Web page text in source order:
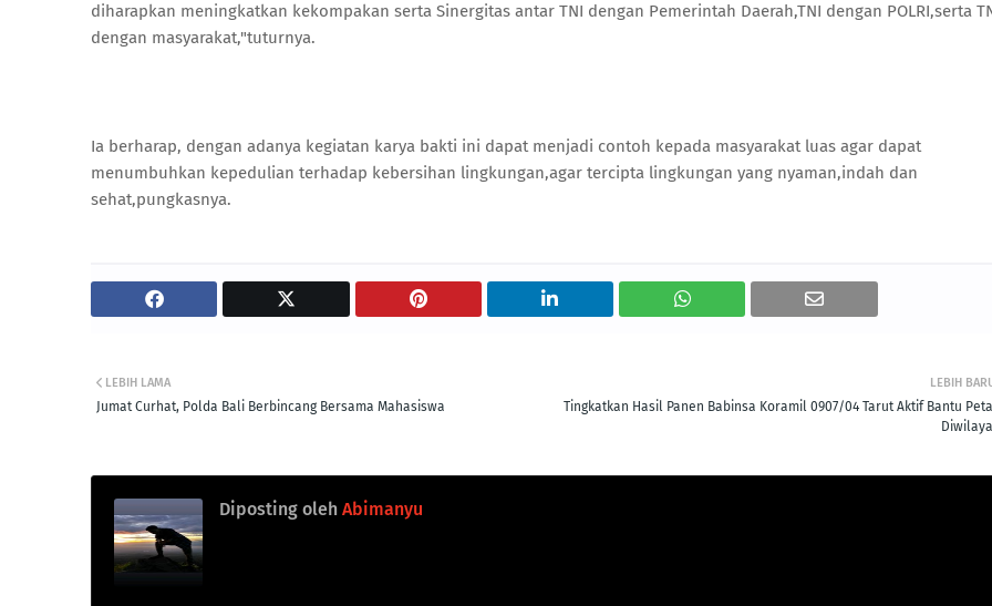
diharapkan meningkatkan kekompakan serta Sinergitas antar TNI dengan Pemerintah Daerah,TNI dengan POLRI,serta
dengan masyarakat,"tuturnya.
Ia berharap, dengan adanya kegiatan karya bakti ini dapat menjadi contoh kepada masyarakat luas agar dapat
menumbuhkan kepedulian terhadap kebersihan lingkungan,agar tercipta lingkungan yang nyaman,indah dan
sehat,pungkasnya.
LEBIH
Tingkatkan Hasil Panen Babinsa Koramil 0907/04 Tarut Aktif Bantu
LEBIH LAMA
Jumat Curhat, Polda Bali Berbincang Bersama Mahasiswa
Diposting oleh Abimanyu